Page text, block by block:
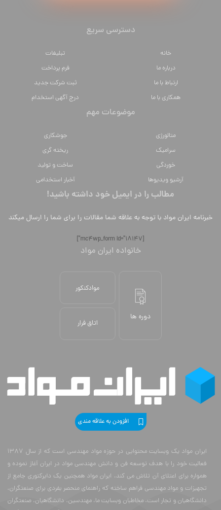
دسترسی سریع
خانه
تبلیغات
درباره ما
فرم پرداخت
ارتباط با ما
ثبت شرکت جدید
همکاری با ما
درج آگهی استخدام
موضوعات مهم
متالورژي
جوشکاری
سراميك
ریخته گری
خوردگی
ساخت و تولید
آرشیو ویدیوها
آخبار استخدامی
مطالب را در ایمیل خود داشته باشید!
خبرنامه ایران مواد با توجه به علاقه شما مقالات را برای شما را ارسال میکند
[mc4wp_form id="18147"]
خانواده ایران مواد
دوره ها
موادکنکور
اتاق فرار
افزودن به علاقه مندی
ایران مواد یک وبسایت محتوایی در حوزه مواد مهندسی است که از سال 1387
فعالیت خود را با هدف توسعه فن و دانش مهندسی مواد در ایران آغاز نموده و
همواره برای اعتلای آن تلاش می کند. ایران مواد همچنین یک دایرکتوری جامع از
تجهیزات و مواد مهندسی فراهم ساخته که راهنمای منحصر بفردی برای صنعتگران،
دانشگاهیان و تجار است. مخاطبان وبسایت ما، مهندسین، دانشگاهیان، صنعتگران